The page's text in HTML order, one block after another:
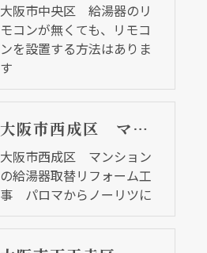
大阪市中央区 給湯器のリ
モコンが無くても、リモコ
ンを設置する方法はありま
す
大阪市西成区 マンションの給湯器取替リフォーム工事 パロマからノーリツに
大阪市西成区 マンション
の給湯器取替リフォーム工
事 パロマからノーリツに